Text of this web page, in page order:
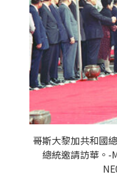
哥斯大黎加共和國
總統邀請訪華。-